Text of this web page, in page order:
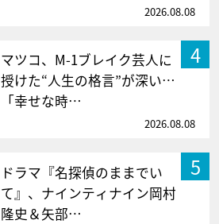
2026.08.08
4
マツコ、M-1ブレイク芸人に
授けた“人生の格言”が深い…
「幸せな時…
2026.08.08
5
ドラマ『名探偵のままでい
て』、ナインティナイン岡村
隆史＆矢部…